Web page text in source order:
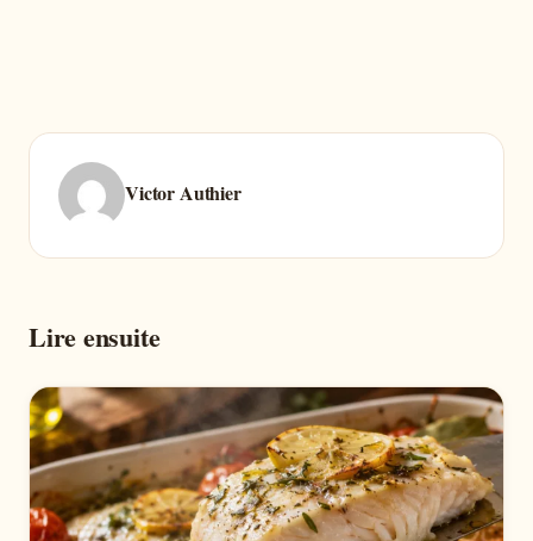
Victor Authier
Lire ensuite